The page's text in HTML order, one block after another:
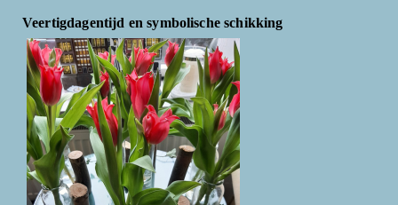
Veertigdagentijd en symbolische schikking